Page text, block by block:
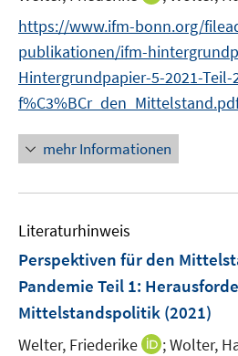
n
r
ö
f
f
e
n
n
e
u
e
F
e
n
e
r
ö
f
f
https://www.ifm-bonn.org/
publikationen/ifm-
Hintergrundpapier-5-2021-Teil-
mehr Informationen
Literaturhinweis
Perspektiven für den
Pandemie Teil 1:
Mittelstandspolitik (2021)
Welter, Friederike
I;Wolter,